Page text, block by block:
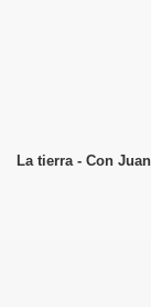
La tierra - Con